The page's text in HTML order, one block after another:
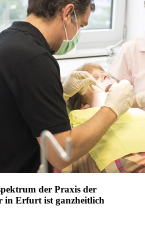
der Praxis der
in Erfurt ist ganzheitlich